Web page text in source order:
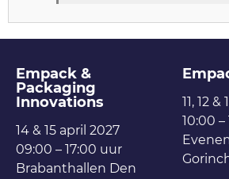
Empack &
Packaging
Innovations
14 & 15 april 2027
09:00 – 17:00 uur
Brabanthallen Den
11, 12
10:00